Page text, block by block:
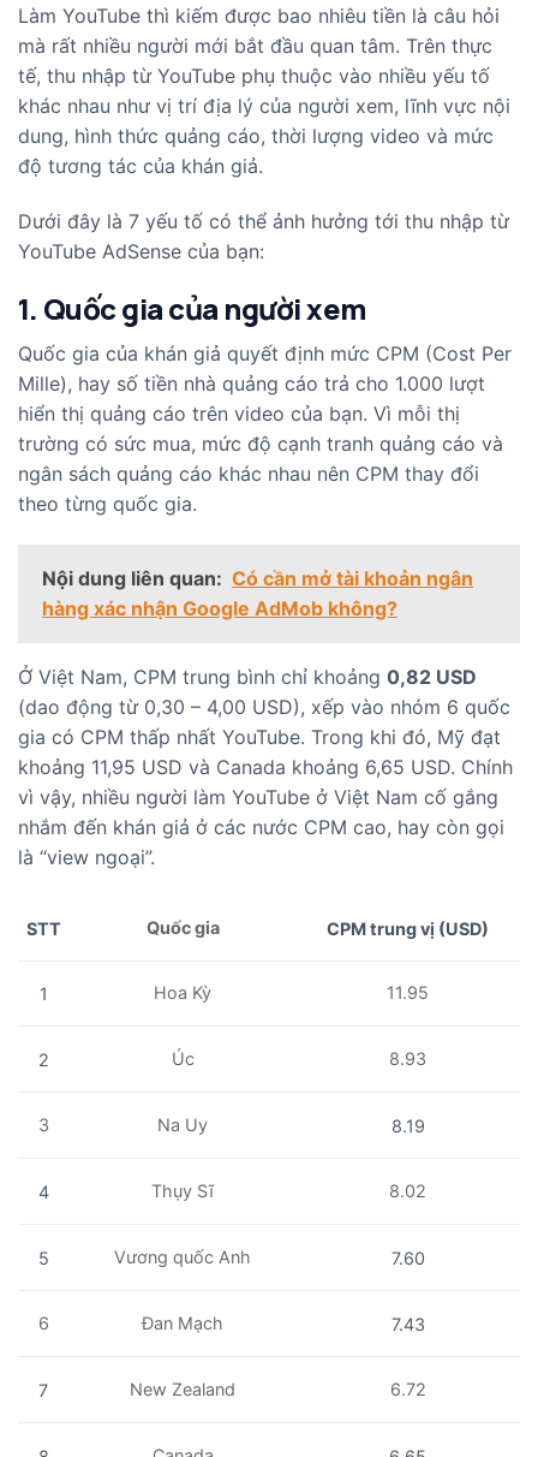
Làm YouTube thì kiếm được bao nhiêu tiền là câu hỏi
mà rất nhiều người mới bắt đầu quan tâm. Trên thực
tế, thu nhập từ YouTube phụ thuộc vào nhiều yếu tố
khác nhau như vị trí địa lý của người xem, lĩnh vực nội
dung, hình thức quảng cáo, thời lượng video và mức
độ tương tác của khán giả.
Dưới đây là 7 yếu tố có thể ảnh hưởng tới thu nhập từ
YouTube AdSense của bạn:
1. Quốc gia của người xem
Quốc gia của khán giả quyết định mức CPM (Cost Per
Mille), hay số tiền nhà quảng cáo trả cho 1.000 lượt
hiển thị quảng cáo trên video của bạn. Vì mỗi thị
trường có sức mua, mức độ cạnh tranh quảng cáo và
ngân sách quảng cáo khác nhau nên CPM thay đổi
theo từng quốc gia.
Nội dung liên quan: Có cần mở tài khoản ngân
hàng xác nhận Google AdMob không?
Ở Việt Nam, CPM trung bình chỉ khoảng 0,82 USD
(dao động từ 0,30 – 4,00 USD), xếp vào nhóm 6 quốc
gia có CPM thấp nhất YouTube. Trong khi đó, Mỹ đạt
khoảng 11,95 USD và Canada khoảng 6,65 USD. Chính
vì vậy, nhiều người làm YouTube ở Việt Nam cố gắng
nhắm đến khán giả ở các nước CPM cao, hay còn gọi
là “view ngoại”.
STT Quốc gia CPM trung vị (USD)
1 Hoa Kỳ 11.95
2 Úc 8.93
3 Na Uy 8.19
4 Thụy Sĩ 8.02
5 Vương quốc Anh 7.60
6 Đan Mạch 7.43
7 New Zealand 6.72